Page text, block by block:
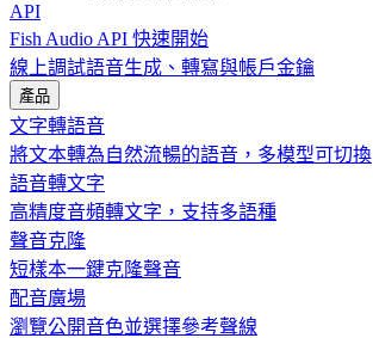
API
Fish Audio API 快速開始
線上調試語音生成、轉寫與帳戶金鑰
產品
文字轉語音
將文本轉為自然流暢的語音，多模型可切換
語音轉文字
高精度音頻轉文字，支持多語種
聲音克隆
短樣本一鍵克隆聲音
配音廣場
瀏覽公開音色並選擇參考聲線